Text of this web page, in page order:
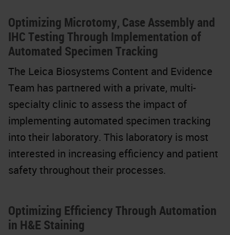
Optimizing Microtomy, Case Assembly and
IHC Testing Through Implementation of
Automated Specimen Tracking
The Leica Biosystems Content and Evidence
Team has partnered with a private, multi-
specialty clinic to assess the impact of
implementing automated specimen tracking
into their laboratory. This laboratory is most
interested in increasing efficiency and patient
safety throughout their processes.
Optimizing Efficiency Through Automation
in H&E Staining